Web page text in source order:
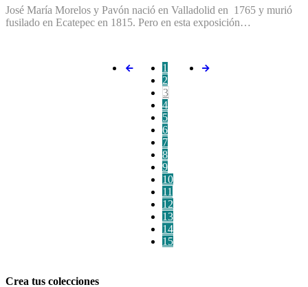
José María Morelos y Pavón nació en Valladolid en 1765 y murió
fusilado en Ecatepec en 1815. Pero en esta exposición…
1
2
3
4
5
6
7
8
9
10
11
12
13
14
15
Crea tus colecciones